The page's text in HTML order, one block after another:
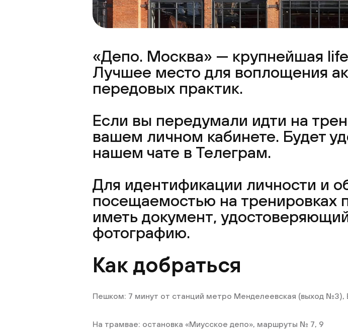
«Депо. Москва» — крупнейшая
Лучшее место для воплощения
передовых практик.
Если вы передумали идти на
вашем личном кабинете. Будет
нашем чате в Телеграм.
Для идентификации личности и
посещаемостью на тренировках
иметь документ,
фотографию.
Как добраться
Пешком: 7 минут от станций метро Менделеевская (выход №3),
На трамвае: остановка «Миусское депо», маршруты № 7, 9